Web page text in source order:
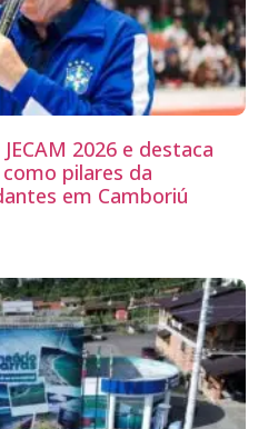
2026 e destaca
pilares da
em Camboriú